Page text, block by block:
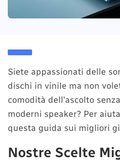
Siete appassionati delle
dischi in vinile ma non
comodità dell'ascolto
moderni speaker? Per
questa guida sui migliori
Nostre Scelte